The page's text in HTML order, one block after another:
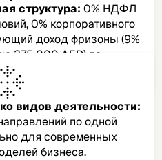
структура: 0% НДФЛ
0% корпоративного
доход фризоны (9%
375 000 AED) по
режиму ОАЭ.​
видов деятельности:
по одной
для современных
бизнеса.